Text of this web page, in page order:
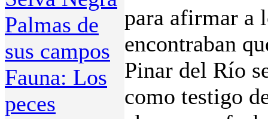
Palmas de
sus campos
Fauna: Los
peces
para afirmar a
encontraban
Pinar del Río
como testigo